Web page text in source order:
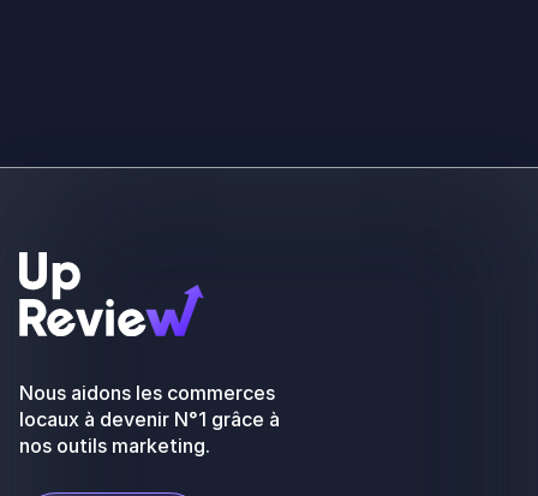
Nous aidons les commerces
locaux à devenir N°1 grâce à
nos outils marketing.